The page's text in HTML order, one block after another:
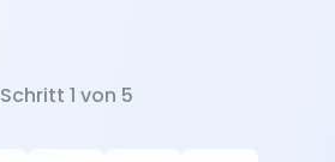
Schritt 1 von 5